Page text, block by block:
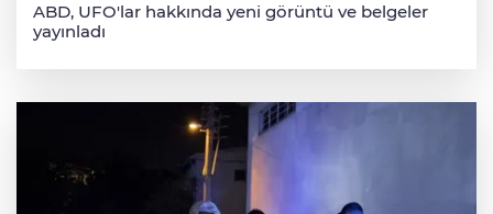
ABD, UFO'lar hakkında yeni görüntü ve belgeler
yayınladı